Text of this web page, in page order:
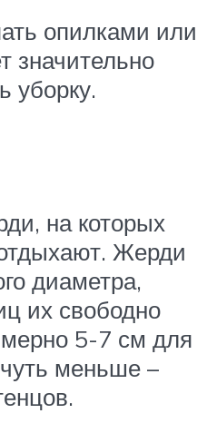
опилками или
значительно
уборку.
на которых
Жерди
диаметра,
их свободно
5-7 см для
меньше –